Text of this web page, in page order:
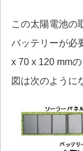
この太陽電池の
バッテリーが必
x 70 x 120 mm
図は次のように